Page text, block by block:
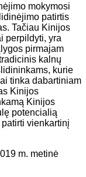
mokymosi
patirtis
Tačiau Kinijos
perpildyti, yra
pirmajam
kalnų
kurie
tinka dabartiniam
Kinijos
Kinijos
potencialią
vienkartinį
m. metinė